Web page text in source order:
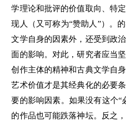
学理论和批评的价值取向、特
现人（又可称为“赞助人”）。
文学自身的因素外，还受到政
面的影响。对此，研究者应当
创作主体的精神和古典文学自
艺术价值才是其经典化的必要
要的影响因素。如果没有这个“
的作品也可能跌落神坛。反之